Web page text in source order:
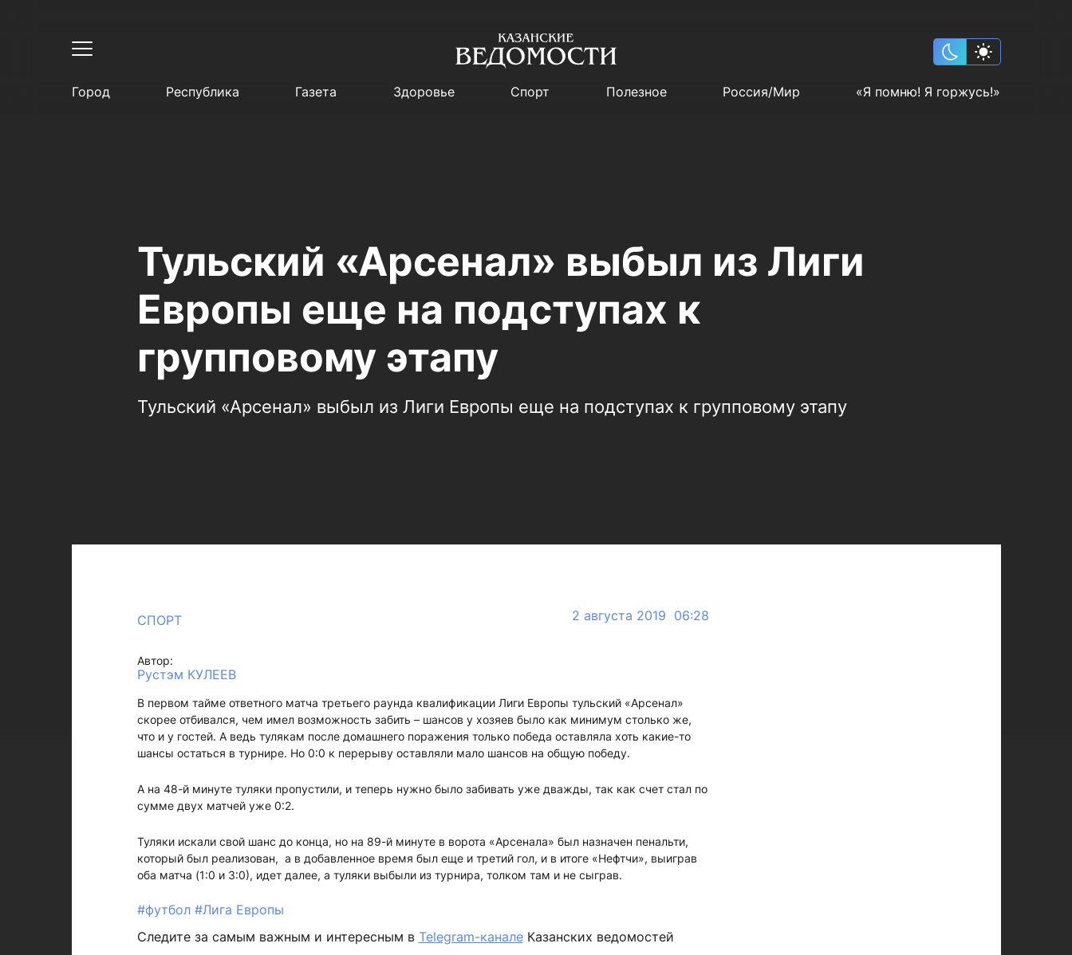
Город Республика Газета Здоровье Спорт Полезное Россия/Мир «Я помню! Я горжусь!»
Тульский «Арсенал» выбыл из Лиги
Европы еще на подступах к
групповому этапу
Тульский «Арсенал» выбыл из Лиги Европы еще на подступах к групповому этапу
СПОРТ 2 августа 2019 06:28
Автор:
Рустэм КУЛЕЕВ
В первом тайме ответного матча третьего раунда квалификации Лиги Европы тульский «Арсенал»
скорее отбивался, чем имел возможность забить – шансов у хозяев было как минимум столько же,
что и у гостей. А ведь тулякам после домашнего поражения только победа оставляла хоть какие-то
шансы остаться в турнире. Но 0:0 к перерыву оставляли мало шансов на общую победу.
А на 48-й минуте туляки пропустили, и теперь нужно было забивать уже дважды, так как счет стал по
сумме двух матчей уже 0:2.
Туляки искали свой шанс до конца, но на 89-й минуте в ворота «Арсенала» был назначен пенальти,
который был реализован, а в добавленное время был еще и третий гол, и в итоге «Нефтчи», выиграв
оба матча (1:0 и 3:0), идет далее, а туляки выбыли из турнира, толком там и не сыграв.
#футбол #Лига Европы
Следите за самым важным и интересным в Telegram-каналеКазанских ведомостей